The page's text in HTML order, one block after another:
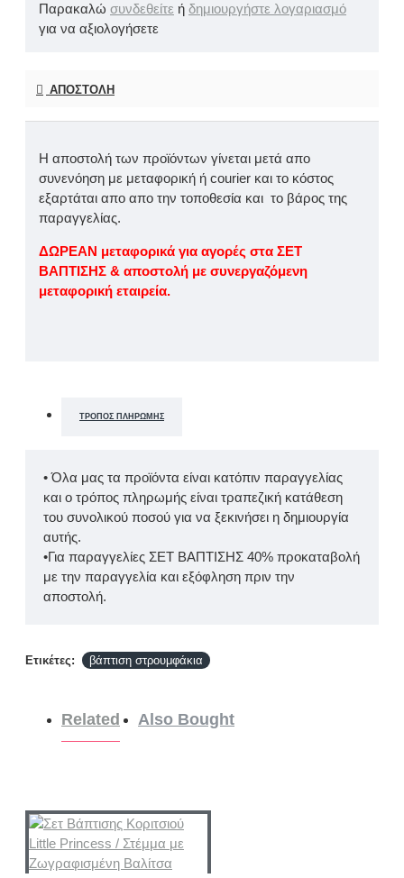
Παρακαλώ συνδεθείτε ή δημιουργήστε λογαριασμό
για να αξιολογήσετε
ΑΠΟΣΤΟΛΉ
Η αποστολή των προϊόντων γίνεται μετά απο
συνενόηση με μεταφορική ή courier και το κόστος
εξαρτάται απο απο την τοποθεσία και το βάρος της
παραγγελίας.
ΔΩΡΕΑΝ μεταφορικά για αγορές στα ΣΕΤ
ΒΑΠΤΙΣΗΣ & αποστολή με συνεργαζόμενη
μεταφορική εταιρεία.
ΤΡΌΠΟΣ ΠΛΗΡΩΜΉΣ
• Όλα μας τα προϊόντα είναι κατόπιν παραγγελίας
και ο τρόπος πληρωμής είναι τραπεζική κατάθεση
του συνολικού ποσού για να ξεκινήσει η δημιουργία
αυτής.
•Για παραγγελίες ΣΕΤ ΒΑΠΤΙΣΗΣ 40% προκαταβολή
με την παραγγελία και εξόφληση πριν την
αποστολή.
Ετικέτες: βάπτιση στρουμφάκια
Related Also Bought